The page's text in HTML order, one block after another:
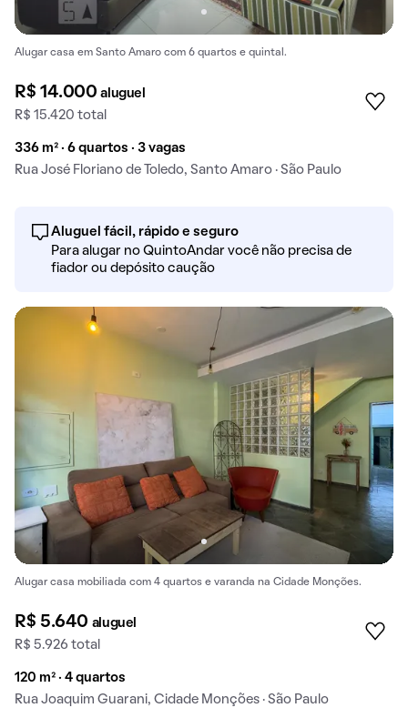
Alugar casa em Santo Amaro com 6 quartos e quintal.
R$ 14.000aluguel
R$ 15.420 total
336 m² · 6 quartos · 3 vagas
Rua José Floriano de Toledo, Santo Amaro · São Paulo
Aluguel fácil, rápido e seguro
Para alugar no QuintoAndar você não precisa de
fiador ou depósito caução
Alugar casa mobiliada com 4 quartos e varanda na Cidade Monções.
R$ 5.640 aluguel
R$ 5.926 total
120 m² · 4 quartos
Rua Joaquim Guarani, Cidade Monções · São Paulo